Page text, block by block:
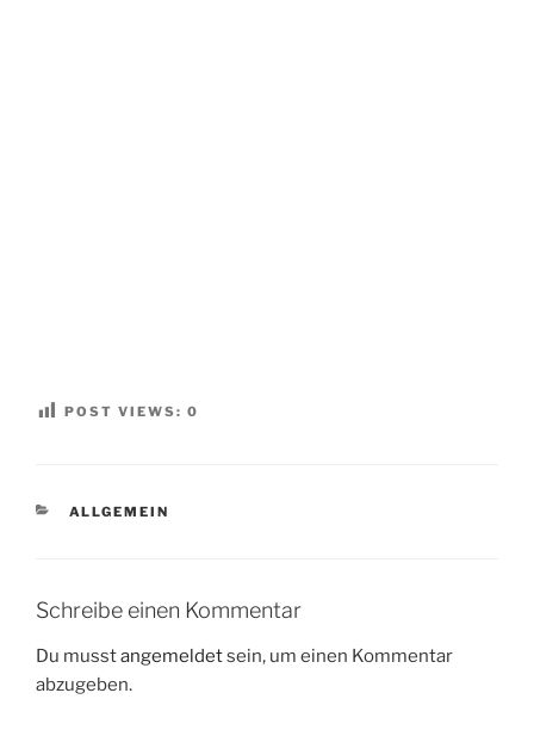
POST VIEWS: 0
KATEGORIEN
ALLGEMEIN
Schreibe einen Kommentar
Du musstangemeldetsein, um einen Kommentar
abzugeben.